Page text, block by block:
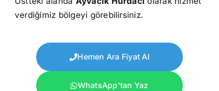
verdiğimiz bölgeyi görebilirsiniz.
Hemen Ara Fiyat Al
WhatsApp'tan Yaz